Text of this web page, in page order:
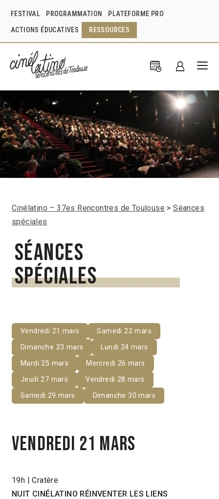
FESTIVAL PROGRAMMATION PLATEFORME PRO
ACTIONS ÉDUCATIVES RESSOURCES
Cinélatino – 37es Rencontres de Toulouse
Séances
spéciales
Séances
spéciales
Vendredi 21 mars
Samedi 22 mars
Dimanche 23 mars
Lundi 24 mars
Mardi 25 mars
Mercredi 26 mars
Jeudi 27 mars
Vendredi 28 mars
Samedi 29 mars
Dimanche 30 mars
Vendredi 21 mars
19h | Cratère
NUIT CINÉLATINO RÉINVENTER LES LIENS